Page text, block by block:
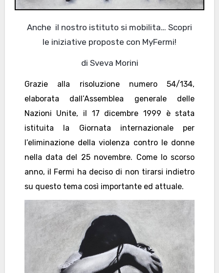
Anche il nostro istituto si mobilita… Scopri
le iniziative proposte con MyFermi!
di Sveva Morini
Grazie alla risoluzione numero 54/134,
elaborata dall’Assemblea generale delle
Nazioni Unite, il 17 dicembre 1999 è stata
istituita la Giornata internazionale per
l’eliminazione della violenza contro le donne
nella data del 25 novembre. Come lo scorso
anno, il Fermi ha deciso di non tirarsi indietro
su questo tema così importante ed attuale.